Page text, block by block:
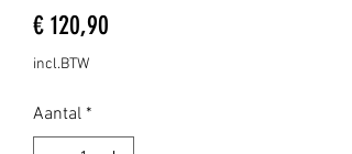
€ 120,90
incl.BTW
Aantal *